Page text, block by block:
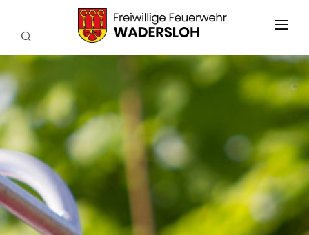
AKTUELLES
EINSÄTZE
WIR ÜBER UNS
FEUERWEHRKAPELLE
TECHNIK
SERVICE